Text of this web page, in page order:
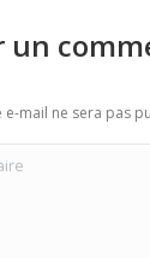
un
e-mail ne sera pas